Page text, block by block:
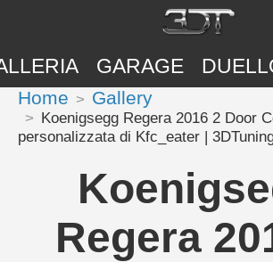
GARAGE
Home Gallery
Koenigsegg Regera 2016 2 Door
personalizzata di Kfc_eater |
Regera